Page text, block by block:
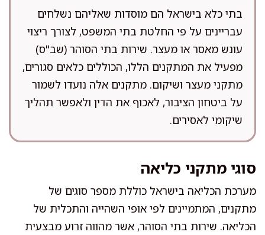
בתי כלא בישראל הם מוסדות שאליהם נשלחים
עבריינים על פי החלטת בתי המשפט, לצורך ריצוי
עונש מאסר או מעצר. שירות בתי הסוהר (שב"ס)
מפעיל את המתקנים הללו, הכוללים כלאים סגורים,
מתקני מעצר ושיקום. מתקנים אלה נועדו לשמור
על ביטחון הציבור, לאכוף את הדין ולאפשר תהליך
שיקומי לאסירים.
סוגי מתקני כליאה
מערכת הכליאה בישראל כוללת מספר סוגים של
מתקנים, המתמיינים לפי אופי השהייה והתכלית של
הכליאה. שירות בתי הסוהר, אשר מהווה זרוע מבצעית